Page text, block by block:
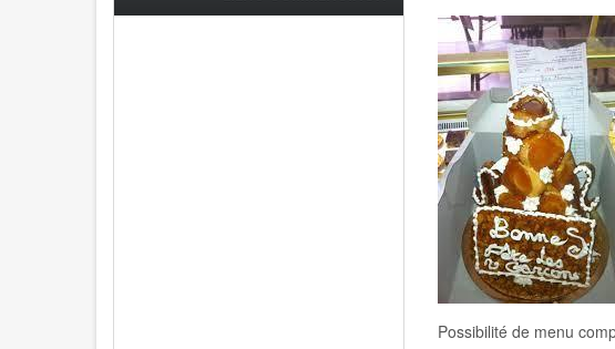
Possibilité de menu